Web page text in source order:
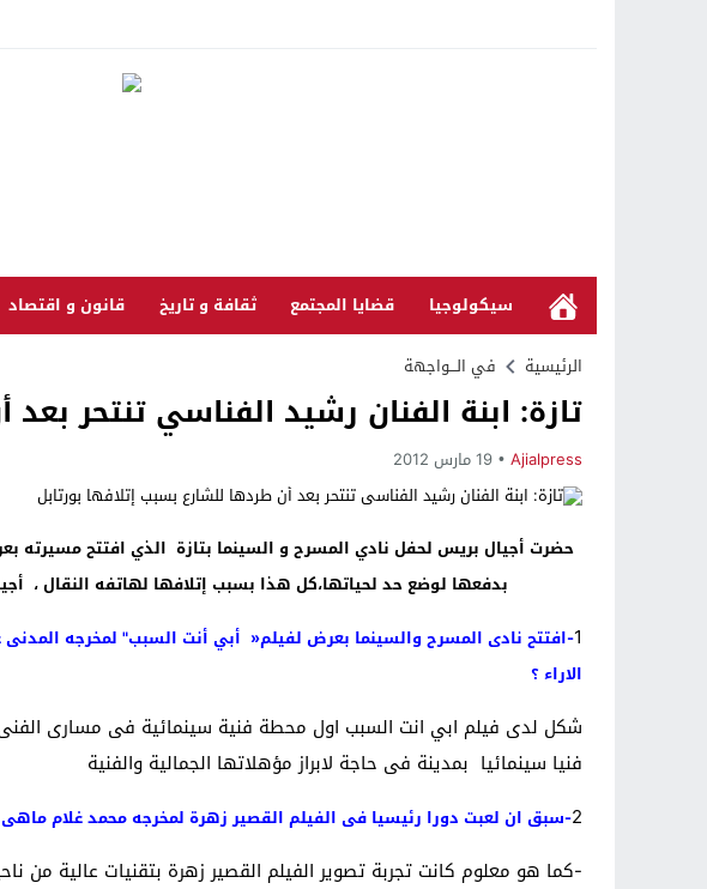
سيكولوجيا قضايا المجتمع ثقافة و تاريخ قانون و اقتصاد
الرئيسية في الـــواجهة
تازة: ابنة الفنان رشيد الفناسي تنتحر
Ajialpress 19 مارس 2012
حضرت أجيال بريس لحفل نادي المسرح و السينما بتازة الذي افتتح مسيرته
بدفعها لوضع حد لحياتها،كل هذا بسبب إتلافها لهاتفه النقال ،
1-افتتح نادى المسرح والسينما بعرض لفيلم» أبي أنت السبب" لمخرجه
الاراء ؟
شكل لدى فيلم ابي انت السبب اول محطة فنية سينمائية فى مسارى الفنى
فنيا سينمائيا بمدينة فى حاجة لابراز مؤهلاتها الجمالية والفنية
2-سبق ان لعبت دورا رئيسيا فى الفيلم القصير زهرة لمخرجه محمد غلام
-كما هو معلوم كانت تجربة تصوير الفيلم القصير زهرة بتقنيات عالية